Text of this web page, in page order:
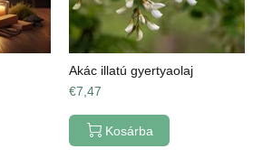
Akác illatú gyertyaolaj
€7,47
Kosárba